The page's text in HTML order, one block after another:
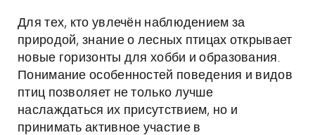
Для тех, кто увлечён наблюдением за
природой, знание о лесных птицах открывает
новые горизонты для хобби и образования.
Понимание особенностей поведения и видов
птиц позволяет не только лучше
наслаждаться их присутствием, но и
принимать активное участие в